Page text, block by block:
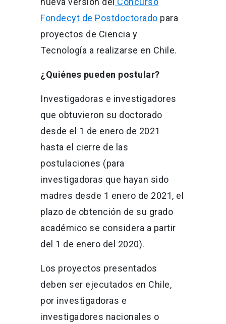
Fondecyt de Postdoctorado para
proyectos de Ciencia y
Tecnología a realizarse en Chile.
¿Quiénes pueden postular?
Investigadoras e investigadores
que obtuvieron su doctorado
desde el 1 de enero de 2021
hasta el cierre de las
postulaciones (para
investigadoras que hayan sido
madres desde 1 enero de 2021, el
plazo de obtención de su grado
académico se considera a partir
del 1 de enero del 2020).
Los proyectos presentados
deben ser ejecutados en Chile,
por investigadoras e
investigadores nacionales o